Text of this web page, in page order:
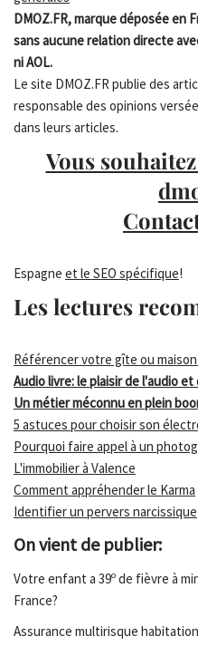
DMOZ.FR, marque déposée en
sans aucune relation directe
ni AOL.
Le site DMOZ.FR publie des
responsable des opinions
dans leurs articles.
Vous
Espagne et le SEO spécifique!
Les lectures
Référencer votre gîte ou
Audio livre: le plaisir de l'audio et
Un métier méconnu en plein
5 astuces pour choisir son
Pourquoi faire appel à un
L'immobilier à Valence
Comment appréhender le Karma
Identifier un pervers narcissique
On vient de publier:
Votre enfant a 39º de fièvre à
France?
Assurance multirisque